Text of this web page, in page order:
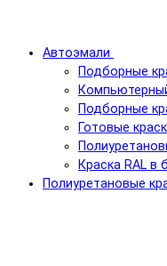
Автоэмали
Подборные
Подборные
Готовые
Краска RAL в
Полиуретановые